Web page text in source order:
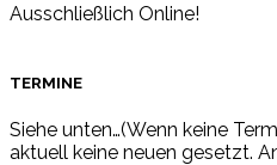
Ausschließlich Online!
TERMINE
Siehe unten…(Wenn keine
aktuell keine neuen gesetzt.